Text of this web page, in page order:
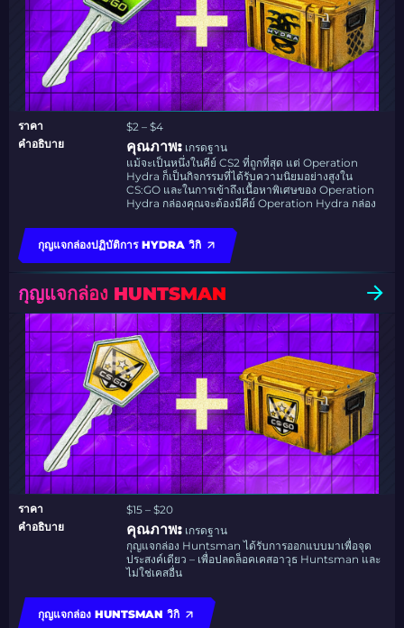
ราคา
$2 – $4
คำอธิบาย
คุณภาพ: เกรดฐาน
แม้จะเป็นหนึ่งในคีย์ CS2 ที่ถูกที่สุด แต่ Operation
Hydra ก็เป็นกิจกรรมที่ได้รับความนิยมอย่างสูงใน
CS:GO และในการเข้าถึงเนื้อหาพิเศษของ Operation
Hydra กล่องคุณจะต้องมีคีย์ Operation Hydra กล่อง
กุญแจกล่องปฏิบัติการ HYDRA วิกิ
กุญแจกล่อง HUNTSMAN
ราคา
$15 – $20
คำอธิบาย
คุณภาพ: เกรดฐาน
กุญแจกล่อง Huntsman ได้รับการออกแบบมาเพื่อจุด
ประสงค์เดียว – เพื่อปลดล็อคเคสอาวุธ Huntsman และ
ไม่ใช่เคสอื่น
กุญแจกล่อง HUNTSMAN วิกิ